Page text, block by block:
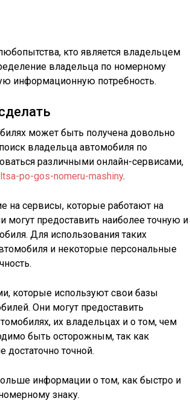
кто является владельцем
владельца по номерному
информационную потребность.
может быть получена довольно
владельца автомобиля по
различными онлайн-сервисами,
po-gos-nomeru-mashiny.
на сервисы, которые работают на
могут предоставить наиболее точную и
Для использования таких
и некоторые персональные
которые используют свои базы
Они могут предоставить
их владельцах и о том, чем
быть осторожным, так как
точной.
информации о том, как быстро и
знаку.